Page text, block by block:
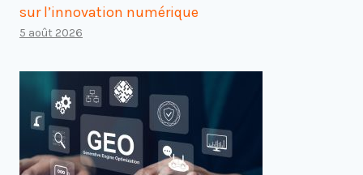
sur l’innovation numérique
5 août 2026